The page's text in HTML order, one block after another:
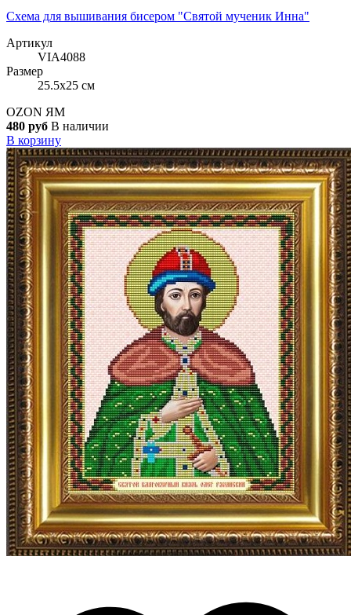
Схема для вышивания бисером "Святой мученик Инна"
Артикул
VIA4088
Размер
25.5x25 см
OZON ЯМ
480 руб В наличии
В корзину